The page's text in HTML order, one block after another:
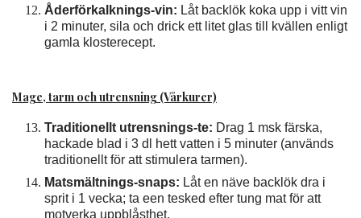
Åderförkalknings-vin: Låt backlök koka upp i vitt vin
i 2 minuter, sila och drick ett litet glas till kvällen enligt
gamla klosterecept.
Mage, tarm och utrensning (Vårkurer)
Traditionellt utrensnings-te: Drag 1 msk färska,
hackade blad i 3 dl hett vatten i 5 minuter (används
traditionellt för att stimulera tarmen).
Matsmältnings-snaps: Låt en näve backlök dra i
sprit i 1 vecka; ta een tesked efter tung mat för att
motverka uppblåsthet.